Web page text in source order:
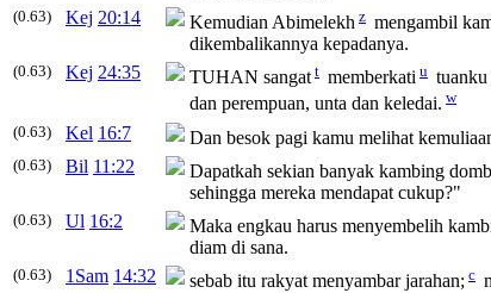
(0.63) Kej 20:14 Kemudian Abimelekh z mengambil
dikembalikannya kepadanya.
(0.63) Kej 24:35 TUHAN sangat t memberkati u tuanku
dan perempuan, unta dan keledai. w
(0.63)
Kel 16:7 Dan besok pagi kamu melihat
(0.63) Bil 11:22 Dapatkah sekian banyak kambing
sehingga mereka mendapat cukup?"
(0.63) Ul 16:2 Maka engkau harus menyembelih
diam di sana.
(0.63) 1Sam 14:32 sebab itu rakyat menyambar jarahan; c